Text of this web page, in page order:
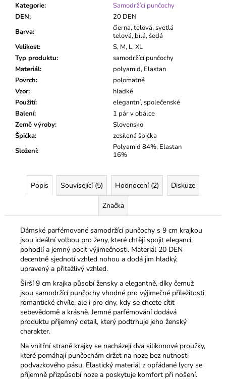
Kategorie:
Samodržící punčochy
DEN:
20 DEN
Barva:
čierna, telová, svetlá
telová, bílá, šedá
Velikost:
S, M, L, XL
Typ produktu:
samodržící punčochy
Materiál:
polyamid, Elastan
Povrch:
polomatné
Vzor:
hladké
Použití:
elegantní, společenské
Balení:
1 pár v obálce
Země výroby:
Slovensko
Špička:
zesílená špička
Složení:
Polyamid 84%, Elastan
16%
Popis Související (5) Hodnocení (2) Diskuze
Značka
Dámské parfémované samodržící punčochy s 9 cm krajkou
jsou ideální volbou pro ženy, které chtějí spojit eleganci,
pohodlí a jemný pocit výjimečnosti. Materiál 20 DEN
decentně sjednotí vzhled nohou a dodá jim hladký,
upravený a přitažlivý vzhled.
Širší 9 cm krajka působí žensky a elegantně, díky čemuž
jsou samodržící punčochy vhodné pro výjimečné příležitosti,
romantické chvíle, ale i pro dny, kdy se chcete cítit
sebevědomě a krásně. Jemné parfémování dodává
produktu příjemný detail, který podtrhuje jeho ženský
charakter.
Na vnitřní straně krajky se nacházejí dva silikonové proužky,
které pomáhají punčochám držet na noze bez nutnosti
podvazkového pásu. Elastický materiál z opřádané lycry se
příjemně přizpůsobí noze a poskytuje komfort při nošení.